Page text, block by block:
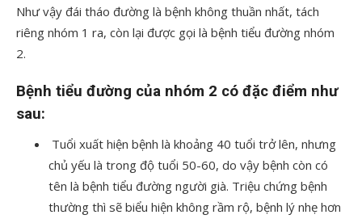
Như vậy đái tháo đường là bệnh không thuần nhất, tách
riêng nhóm 1 ra, còn lại được gọi là bệnh tiểu đường nhóm
2.
Bệnh tiểu đường của nhóm 2 có đặc điểm như
sau:
Tuổi xuất hiện bệnh là khoảng 40 tuổi trở lên, nhưng
chủ yếu là trong độ tuổi 50-60, do vậy bệnh còn có
tên là bệnh tiểu đường người già. Triệu chứng bệnh
thường thì sẽ biểu hiện không rầm rộ, bệnh lý nhẹ hơn